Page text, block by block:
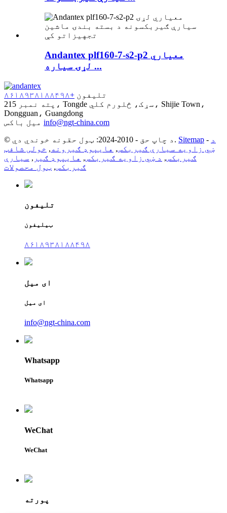
Andantex plf160-7-s2-p2 معیاري
لړۍ سیاره ...
تلیفون +۸۶۱۸۹۳۸۱۸۸۴۹۸
پته
نمبر 215، Tongde سړک، څلورم کلي، Shijie Town،
Dongguan، Guangdong
میل باکس info@ngt-china.com
© د چاپ حق - 2010-2024: ټول حقونه خوندي دي. Sitemap - د
ښي زاویه سیارې ګیربکس, هایپوډ ګیرونه , خولی شافټ
ګیربکس, د ښي زاویه ګیربکس, هایپوډ ګیر , سیارې
ګیربکس, ټول محصولات
تلیفون
ټیلیفون
۸۶۱۸۹۳۸۱۸۸۴۹۸
ای میل
ای میل
info@ngt-china.com
Whatsapp
Whatsapp
WeChat
WeChat
پورته